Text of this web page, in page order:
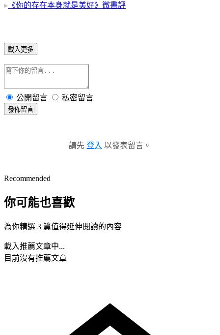
▸ 《你的存在本身就是美好》微書評
載入更多
公開留言 私密留言
發佈留言
請先 登入 以發表留言。
Recommended
你可能也喜歡
為你精選 3 篇值得延伸閱讀的內容
載入推薦文章中...
目前沒有推薦文章